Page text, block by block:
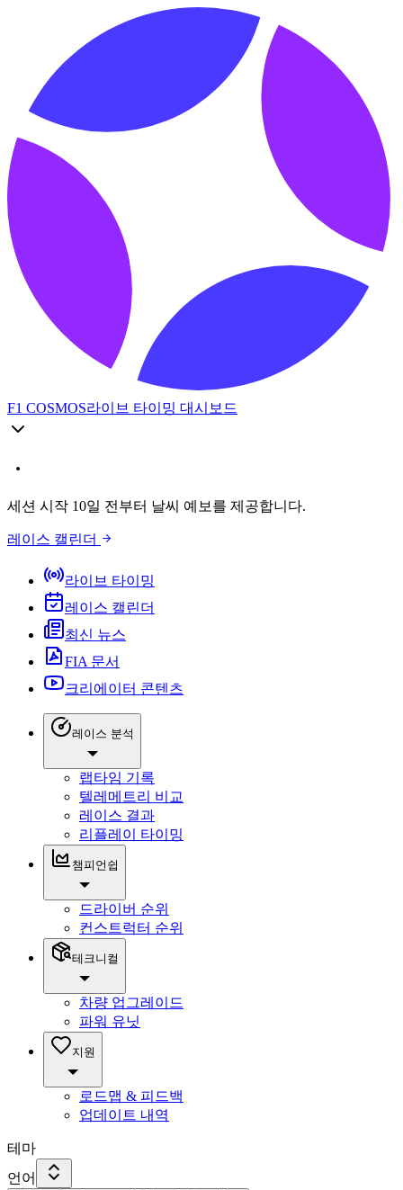
F1 COSMOS라이브 타이밍 대시보드
세션 시작 10일 전부터 날씨 예보를 제공합니다.
레이스 캘린더
라이브 타이밍
레이스 캘린더
최신 뉴스
FIA 문서
크리에이터 콘텐츠
레이스 분석
랩타임 기록
텔레메트리 비교
레이스 결과
리플레이 타이밍
챔피언쉽
드라이버 순위
컨스트럭터 순위
테크니컬
차량 업그레이드
파워 유닛
지원
로드맵 & 피드백
업데이트 내역
테마
언어